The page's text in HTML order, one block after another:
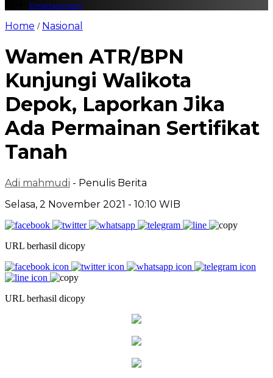
Entertainment
Home / Nasional
Wamen ATR/BPN
Kunjungi Walikota
Depok, Laporkan Jika
Ada Permainan Sertifikat
Tanah
Adi mahmudi - Penulis Berita
Selasa, 2 November 2021 - 10:10 WIB
URL berhasil dicopy
URL berhasil dicopy